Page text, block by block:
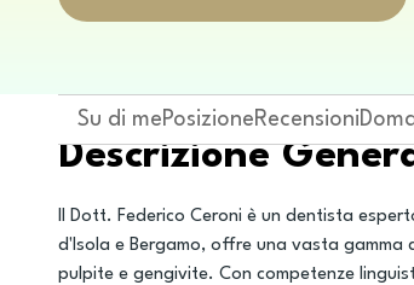
Su di mePosizioneRecensioni
Descrizione
Il Dott. Federico Ceroni è un dentista
d'Isola e Bergamo, offre una vasta
pulpite e gengivite. Con competenze